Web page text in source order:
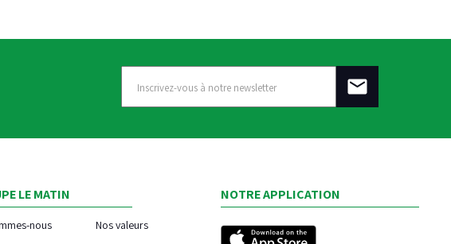
LE MATIN
nous Nos valeurs
NOTRE APPLICATION